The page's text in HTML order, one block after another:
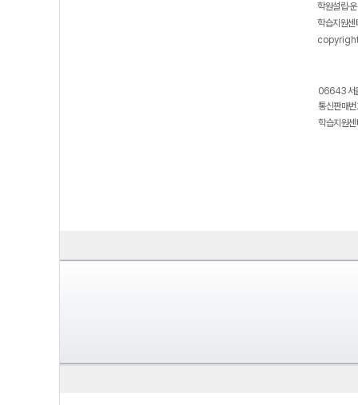
학원설립·
학습지원
06643 서
통신판매
학습지원